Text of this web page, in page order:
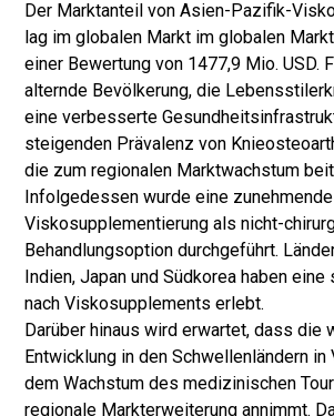
Der Marktanteil von Asien-Pazifik-
lag im globalen Markt im globalen
einer Bewertung von 1477,9 Mio. USD.
alternde Bevölkerung, die
eine verbesserte
steigenden Prävalenz von
die zum regionalen Marktwachstum
Infolgedessen wurde eine
Viskosupplementierung als nicht-
Behandlungsoption durchgeführt.
Indien, Japan und Südkorea haben
nach Viskosupplements erlebt.
Darüber hinaus wird erwartet, dass die
Entwicklung in den Schwellenländern in
dem Wachstum des medizinischen
regionale Markterweiterung annimmt.